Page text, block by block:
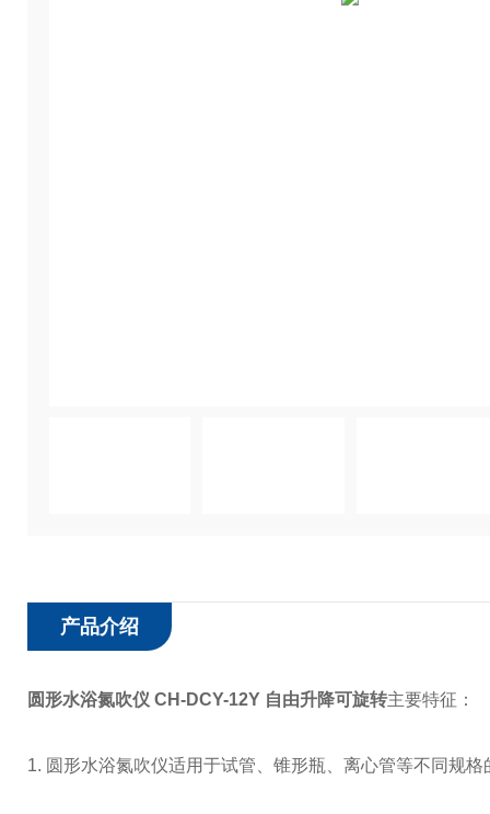
产品介绍
圆形水浴氮吹仪 CH-DCY-12Y 自由升降可旋转主要特征：
1. 圆形水浴氮吹仪适用于试管、锥形瓶、离心管等不同规格